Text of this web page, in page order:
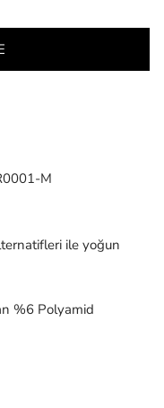
M
ile yoğun
%6 Polyamid